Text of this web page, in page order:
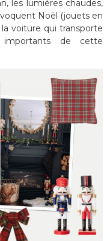
les lumières chaudes,
Noël (jouets en
la voiture qui transporte
de cette